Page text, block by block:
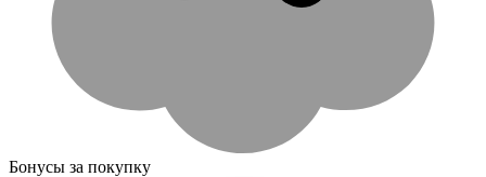
Бонусы за покупку